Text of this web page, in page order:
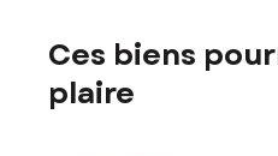
Ces biens
plaire